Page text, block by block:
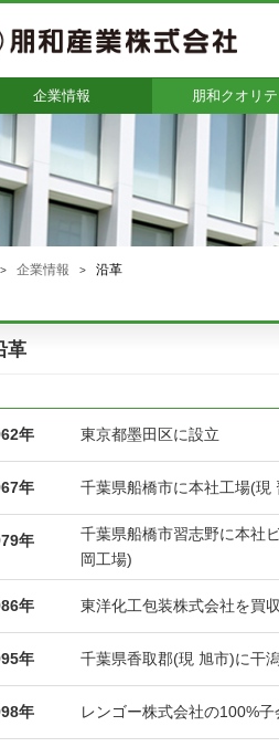
企業情報 朋和クオリテ
企業情報 沿革
革
年 東京都墨田区に設立
年 千葉県船橋市に本社工場(現
年
千葉県船橋市習志野に本社
岡工場)
年 東洋化工包装株式会社を買
年 千葉県香取郡(現 旭市)に干
年 レンゴー株式会社の100%子